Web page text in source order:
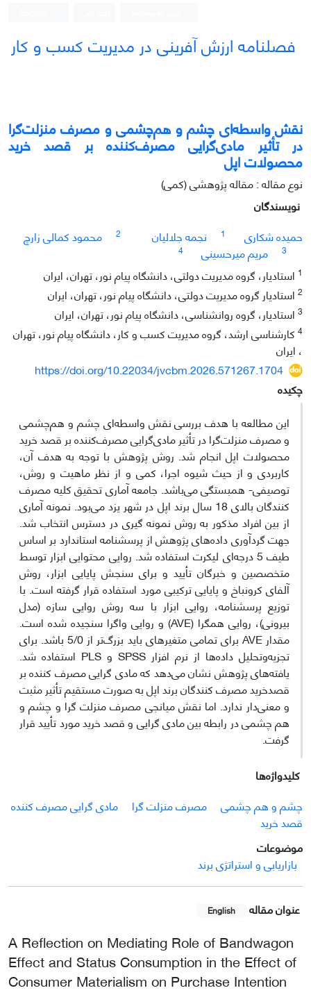
فصلنامه ارزش آفرینی در مدیریت کسب و کار
نقش واسطه‌ای چشم و هم‌چشمی و مصرف منزلت‌گرا
در تأثیر مادی‌گرایی مصرف‌کننده بر قصد خرید
محصولات اپل
نوع مقاله : مقاله پژوهشی (کمی)
نویسندگان
حمیده شکاری
1 نجمه جلالیان 2 محمود کمالی زارچ
3 مریم میرحسینی
4
1 استادیار، گروه مدیریت دولتی، دانشگاه پیام نور، تهران، ایران
2 استادیار گروه مدیریت دولتی، دانشگاه پیام نور، تهران، ایران
3 استادیار، گروه روانشناسی، دانشگاه پیام نور، تهران، ایران
4 کارشناسی ارشد، گروه مدیریت کسب و کار، دانشگاه پیام نور، تهران
، ایران
https://doi.org/10.22034/jvcbm.2026.571267.1704
چکیده
این مطالعه با هدف بررسی نقش واسطه‌ای چشم و هم‌چشمی
و مصرف منزلت‌گرا در تأثیر مادی‌گرایی مصرف‌کننده بر قصد خرید
محصولات اپل انجام شد. روش پژوهش با توجه به هدف آن،
کاربردی و از حیث شیوه اجرا، کمی و از نظر ماهیت و روش،
توصیفی- همبستگی می‌باشد. جامعه آماری تحقیق کلیه مصرف
کنندگان بالای 18 سال برند اپل در شهر یزد می‌بود. نمونه آماری
از بین افراد مذکور به روش نمونه گیری در دسترس انتخاب شد.
جهت گردآوری داده‌های پژوهش از پرسشنامه استاندارد بر اساس
طیف 5 درجه‌ای لیکرت استفاده شد. روایی محتوایی ابزار توسط
متخصصین و خبرگان تأیید و برای سنجش پایایی ابزار، روش
آلفای کرونباخ و پایایی ترکیبی مورد استفاده قرار گرفته است. با
توزیع پرسشنامه، روایی ابزار با سه روش روایی سازه (مدل
بیرونی)، روایی همگرا (AVE) و روایی واگرا سنجیده شده است.
مقدار AVE برای تمامی متغیرهای باید بزرگ‌تر از 5/0 باشد. برای
تجزیه‌وتحلیل داده‌ها از نرم افزار SPSS و PLS استفاده شد.
یافته‌های پژوهش نشان می‌دهد که مادی گرایی مصرف کننده بر
قصدخرید مصرف کنندگان برند اپل به صورت مستقیم تأثیر مثبت
و معنی‌دار ندارد. اما نقش میانجی مصرف منزلت گرا و چشم و
هم چشمی در رابطه بین مادی گرایی و قصد خرید مورد تأیید قرار
گرفت.
کلیدواژه‌ها
چشم و هم چشمی
مصرف منزلت گرا
مادی گرایی مصرف کننده
قصد خرید
موضوعات
بازاریابی و استراتژی برند
عنوان مقاله English
A Reflection on Mediating Role of Bandwagon
Effect and Status Consumption in the Effect of
Consumer Materialism on Purchase Intention